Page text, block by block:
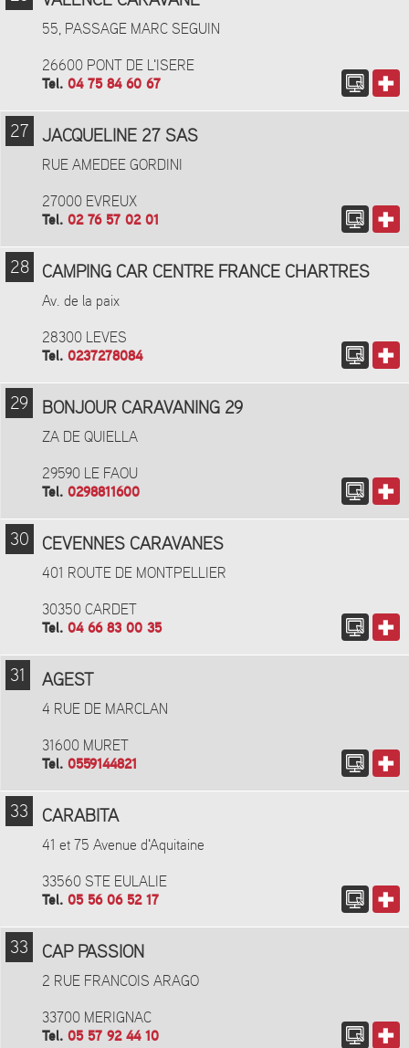
55, PASSAGE MARC SEGUIN
26600 PONT DE L'ISERE
Tel. 04 75 84 60 67
27 JACQUELINE 27 SAS
RUE AMEDEE GORDINI
27000 EVREUX
Tel. 02 76 57 02 01
28 CAMPING CAR CENTRE FRANCE CHARTRES
Av. de la paix
28300 LEVES
Tel. 0237278084
29 BONJOUR CARAVANING 29
ZA DE QUIELLA
29590 LE FAOU
Tel. 0298811600
30 CEVENNES CARAVANES
401 ROUTE DE MONTPELLIER
30350 CARDET
Tel. 04 66 83 00 35
31 AGEST
4 RUE DE MARCLAN
31600 MURET
Tel. 0559144821
33 CARABITA
41 et 75 Avenue d'Aquitaine
33560 STE EULALIE
Tel. 05 56 06 52 17
33 CAP PASSION
2 RUE FRANCOIS ARAGO
33700 MERIGNAC
Tel. 05 57 92 44 10